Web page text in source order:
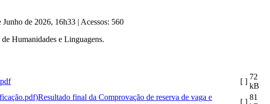
Junho de 2026, 16h33 | Acessos: 560
Humanidades e Linguagens.
[ ]
72
kB
Resultado final da Comprovação de reserva de vaga e
[ ]
81